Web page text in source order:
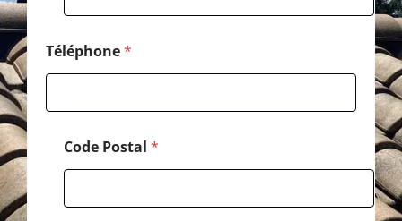
s
Téléphone*
Code Postal *